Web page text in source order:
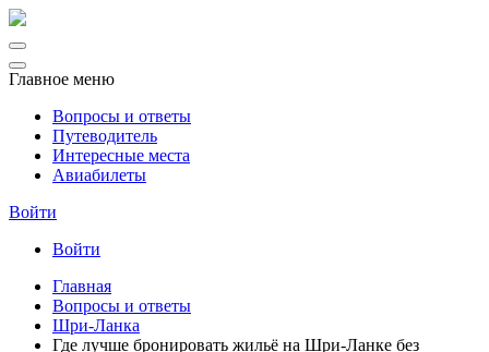
Главное меню
Вопросы и ответы
Путеводитель
Интересные места
Авиабилеты
Войти
Войти
Главная
Вопросы и ответы
Шри-Ланка
Где лучше бронировать жильё на Шри-Ланке без